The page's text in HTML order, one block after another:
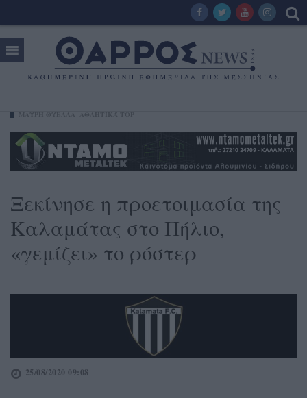
Ξεκίνησε η προετοιμασία της
Καλαμάτας στο Πήλιο,
«γεμίζει» το ρόστερ
25/08/2020 09:08